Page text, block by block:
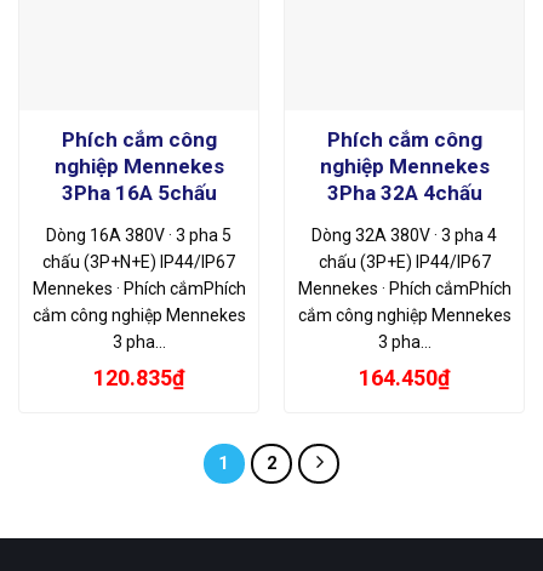
Phích cắm công
nghiệp Mennekes
3Pha 16A 5chấu
Dòng 16A 380V · 3 pha 5
chấu (3P+N+E) IP44/IP67
Mennekes · Phích cắmPhích
cắm công nghiệp Mennekes
3 pha…
120.835₫
Phích cắm công
nghiệp Mennekes
3Pha 32A 4chấu
Dòng 32A 380V · 3 pha 4
chấu (3P+E) IP44/IP67
Mennekes · Phích cắmPhích
cắm công nghiệp Mennekes
3 pha…
164.450₫
1 2